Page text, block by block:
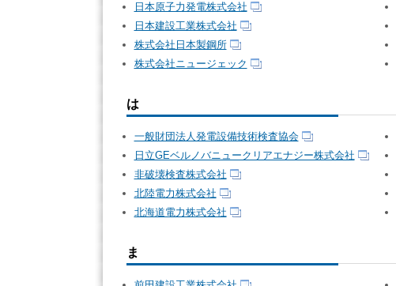
日本原子力発電株式会社
日本建設工業株式会社
株式会社日本製鋼所
株式会社ニュージェック
は
一般財団法人発電設備技術検査協会
日立GEベルノバニュークリアエナジー株式会社
非破壊検査株式会社
北陸電力株式会社
北海道電力株式会社
ま